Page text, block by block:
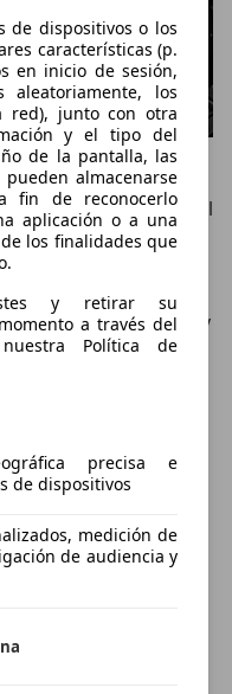
de dispositivos o los
características (p.
en inicio de sesión,
aleatoriamente, los
red), junto con otra
y el tipo del
de la pantalla, las
almacenarse
fin de reconocerlo
aplicación o a una
los finalidades que
y retirar su
a través del
Política de
precisa e
de dispositivos
medición de
de audiencia y
es elBMW iX5 60
eléctrica del
uno sobre cada
conjunta de578 CV
y
la fuerza a las
xDrive. Con esta
km/h en
de 141 kWh
. Según los
homologada
elegida.